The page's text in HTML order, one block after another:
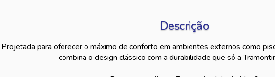
Descrição
Projetada para oferecer o máximo de conforto em ambientes externos como
combina o design clássico com a durabilidade que só a